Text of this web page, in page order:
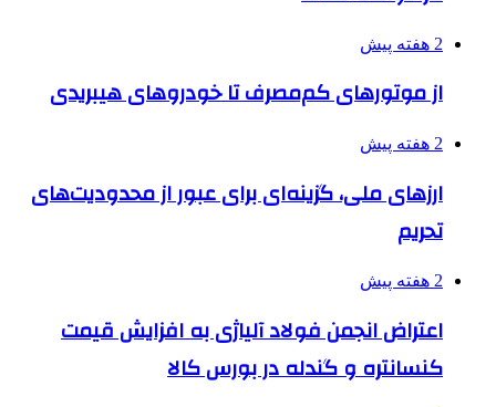
2 هفته پیش
از موتورهای کم‌مصرف تا خودروهای هیبریدی
2 هفته پیش
ارزهای ملی، گزینه‌ای برای عبور از محدودیت‌های
تحریم
2 هفته پیش
اعتراض انجمن فولاد آلیاژی به افزایش قیمت
کنسانتره و گندله در بورس کالا